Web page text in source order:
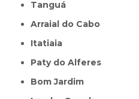
Tanguá
Arraial do Cabo
Itatiaia
Paty do Alferes
Bom Jardim